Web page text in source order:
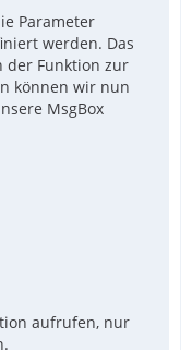
Parameter
werden. Das
der Funktion zur
können wir nun
MsgBox
aufrufen, nur